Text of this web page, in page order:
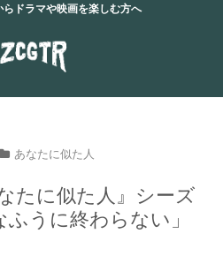
ドラマや映画を楽しむ方へ
あなたに似た人
たに似た人』シーズ
うに終わらない」